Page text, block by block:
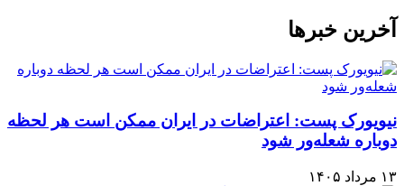
آخرین خبرها
نیویورک پست: اعتراضات در ایران ممکن است هر لحظه
دوباره شعله‌ور شود
۱۳ مرداد ۱۴۰۵